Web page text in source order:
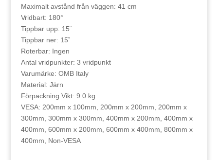
Maximalt avstånd från väggen: 41 cm
Vridbart: 180°
Tippbar upp: 15˚
Tippbar ner: 15˚
Roterbar: Ingen
Antal vridpunkter: 3 vridpunkt
Varumärke: OMB Italy
Material: Järn
Förpackning Vikt: 9.0 kg
VESA: 200mm x 100mm, 200mm x 200mm, 200mm x
300mm, 300mm x 300mm, 400mm x 200mm, 400mm x
400mm, 600mm x 200mm, 600mm x 400mm, 800mm x
400mm, Non-VESA